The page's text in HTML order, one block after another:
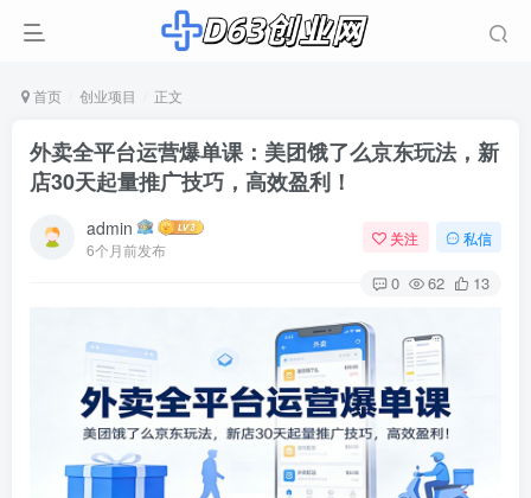
首页 创业项目 正文
外卖全平台运营爆单课：美团饿了么京东玩法，新
店30天起量推广技巧，高效盈利！
admin
6个月前发布
关注 私信
0 62 13